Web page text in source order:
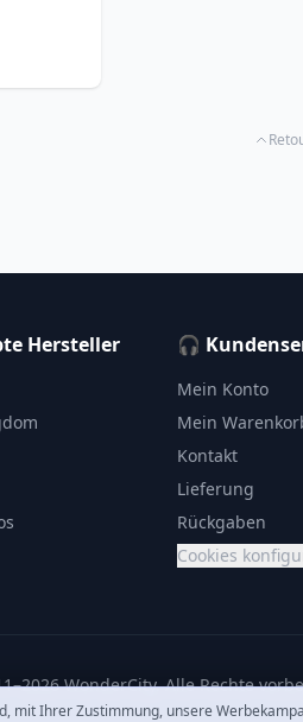
Hersteller 🎧
Mein Konto
Mein
Kontakt
Lieferung
Rückgaben
Cookies
WonderCity. Alle Rechte
mit Ihrer Zustimmung, unsere